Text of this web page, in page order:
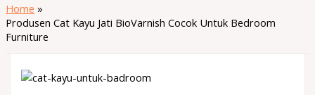
Home
Produsen Cat Kayu Jati BioVarnish Cocok Untuk Bedroom
Furniture